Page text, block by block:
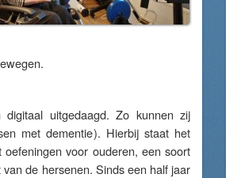
uitgedaagd. Zo kunnen zij
met dementie). ​Hierbij staat het
voor ouderen, een soort
de hersenen. Sinds een half jaar